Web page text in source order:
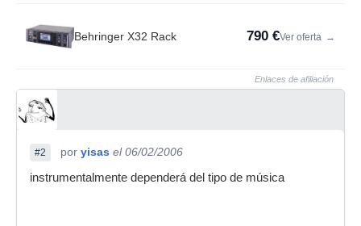
Behringer X32 Rack 790 €Ver oferta →
Enlaces de afiliación
#2 por yisas el 06/02/2006
instrumentalmente dependerá del tipo de música